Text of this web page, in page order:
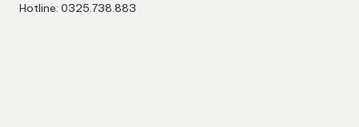
Hotline: 0325.738.883